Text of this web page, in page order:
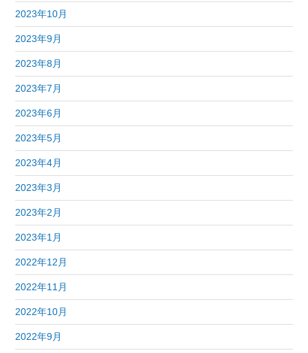
2023年10月
2023年9月
2023年8月
2023年7月
2023年6月
2023年5月
2023年4月
2023年3月
2023年2月
2023年1月
2022年12月
2022年11月
2022年10月
2022年9月